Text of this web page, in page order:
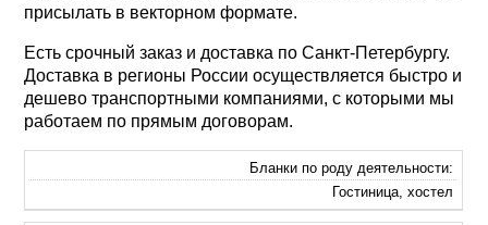
присылать в векторном формате.
Есть срочный заказ и доставка по Санкт-Петербургу.
Доставка в регионы России осуществляется быстро и
дешево транспортными компаниями, с которыми мы
работаем по прямым договорам.
Бланки по роду деятельности:
Гостиница, хостел